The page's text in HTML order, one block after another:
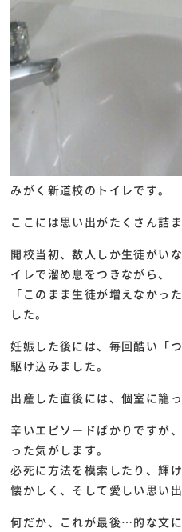
みがく新道校のトイレです。
ここには思い出がたくさん詰ま
開校当初、数人しか生徒がい
イレで溜め息をつきながら、
「このまま生徒が増えなかっ
した。
妊娠した後には、毎回酷い「
駆け込みました。
出産した直後には、個室に籠
辛いエピソードばかりですが
った気がします。
必死に方法を模索したり、輝
懐かしく、そして愛しい思い出
何だか、これが最後…的な文